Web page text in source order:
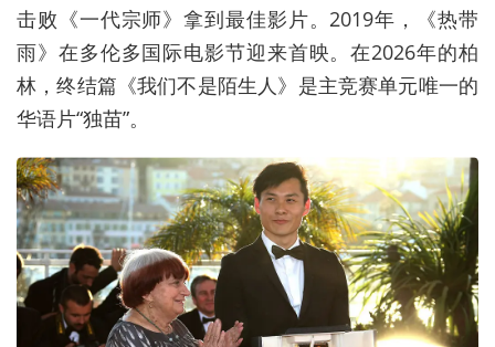
击败《一代宗师》拿到最佳影片。2019年，《热带
雨》在多伦多国际电影节迎来首映。在2026年的柏
林，终结篇《我们不是陌生人》是主竞赛单元唯一的
华语片“独苗”。